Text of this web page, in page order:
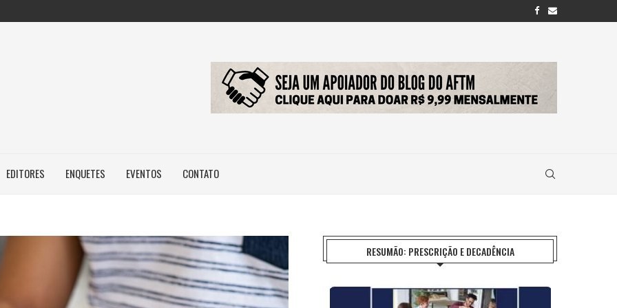
EDITORES ENQUETES EVENTOS CONTATO
RESUMÃO: PRESCRIÇÃO E DECADÊNCIA